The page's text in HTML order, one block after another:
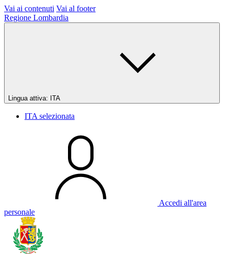
Vai ai contenuti Vai al footer
Regione Lombardia
Lingua attiva: ITA
ITA selezionata
Accedi all'area
personale